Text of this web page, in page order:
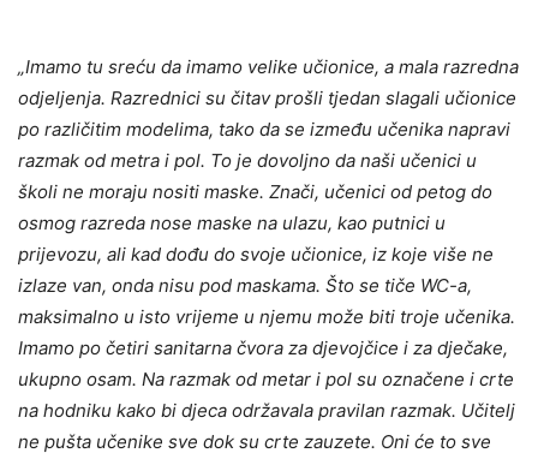
„Imamo tu sreću da imamo velike učionice, a mala razredna
odjeljenja. Razrednici su čitav prošli tjedan slagali učionice
po različitim modelima, tako da se između učenika napravi
razmak od metra i pol. To je dovoljno da naši učenici u
školi ne moraju nositi maske. Znači, učenici od petog do
osmog razreda nose maske na ulazu, kao putnici u
prijevozu, ali kad dođu do svoje učionice, iz koje više ne
izlaze van, onda nisu pod maskama. Što se tiče WC-a,
maksimalno u isto vrijeme u njemu može biti troje učenika.
Imamo po četiri sanitarna čvora za djevojčice i za dječake,
ukupno osam. Na razmak od metar i pol su označene i crte
na hodniku kako bi djeca održavala pravilan razmak. Učitelj
ne pušta učenike sve dok su crte zauzete. Oni će to sve